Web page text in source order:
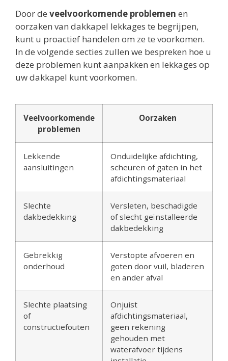
Door de veelvoorkomende problemen en
oorzaken van dakkapel lekkages te begrijpen,
kunt u proactief handelen om ze te voorkomen.
In de volgende secties zullen we bespreken hoe u
deze problemen kunt aanpakken en lekkages op
uw dakkapel kunt voorkomen.
Veelvoorkomende
problemen
Oorzaken
Lekkende
aansluitingen
Onduidelijke afdichting,
scheuren of gaten in het
afdichtingsmateriaal
Slechte
dakbedekking
Versleten, beschadigde
of slecht geïnstalleerde
dakbedekking
Gebrekkig
onderhoud
Verstopte afvoeren en
goten door vuil, bladeren
en ander afval
Slechte plaatsing
of
constructiefouten
Onjuist
afdichtingsmateriaal,
geen rekening
gehouden met
waterafvoer tijdens